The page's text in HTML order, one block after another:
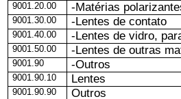
9001.20.00 -Matérias
9001.30.00 -Lentes de contato
9001.40.00 -Lentes de vidro,
9001.50.00 -Lentes de outras
9001.90 -Outros
9001.90.10 Lentes
9001.90.90 Outros